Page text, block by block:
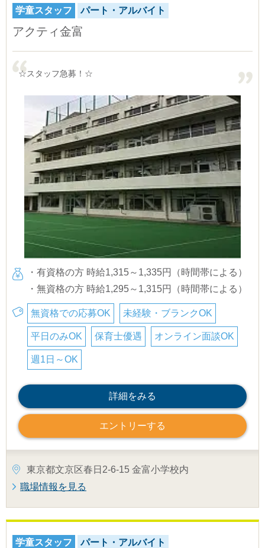
学童スタッフ パート・アルバイト
アクティ金富
☆スタッフ急募！☆
・有資格の方 時給1,315～1,335円（時間帯による）
・無資格の方 時給1,295～1,315円（時間帯による）
無資格での応募OK 未経験・ブランクOK
平日のみOK 保育士優遇 オンライン面談OK
週1日～OK
詳細をみる
エントリーする
東京都文京区春日2-6-15 金富小学校内
職場情報を見る
学童スタッフ パート・アルバイト